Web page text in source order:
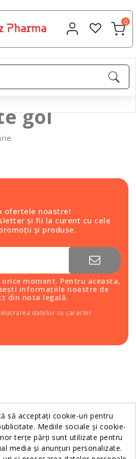
0
gol
ofertele noastre!
și fii la curent cu cele
și produse.
moment. Pentru aceasta,
informațiile noastre de
din nota legală.
datelor cu caracter
să acceptați cookie-uri pentru
Mediile sociale și cookie-
terțe părți sunt utilizate pentru
media și anunțuri personalizate.